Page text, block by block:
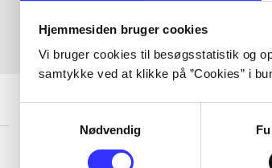
Hjemmesiden bruger cookies
Vi bruger cookies til besøgsstatistik og
samtykke ved at klikke på ”Cookies” i
Nødvendig
...